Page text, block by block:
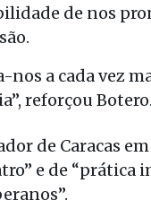
de nos
nos a cada vez
reforçou Botero.
de Caracas
e de “prática